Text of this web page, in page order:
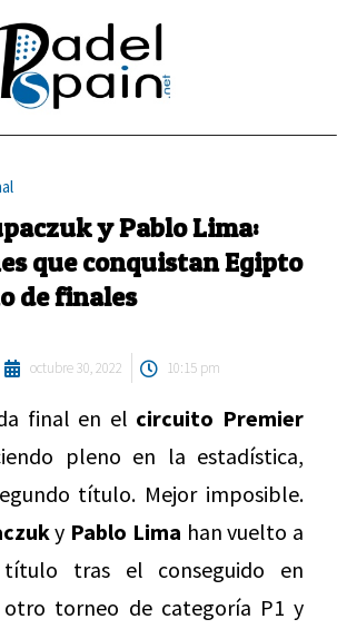
y Pablo Lima:
que conquistan Egipto
de finales
octubre 30, 2022 10:15 pm
final en el circuito Premier
pleno en la estadística,
título. Mejor imposible.
y Pablo Lima han vuelto a
tras el conseguido en
otro torneo de categoría P1 y